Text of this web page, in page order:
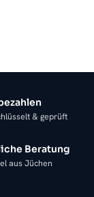
& geprüft
Beratung
aus Jüchen